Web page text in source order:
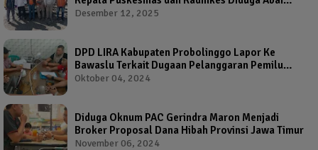
Warga Jadi Korban
Desember 12, 2025
DPD LIRA Kabupaten Probolinggo Lapor Ke
Bawaslu Terkait Dugaan Pelanggaran Pemilu
Oleh Salah Satu Calon Wakil Bupati Probolinggo
Oktober 04, 2024
Diduga Oknum PAC Gerindra Maron Menjadi
Broker Proposal Dana Hibah Provinsi Jawa Timur
November 06, 2024